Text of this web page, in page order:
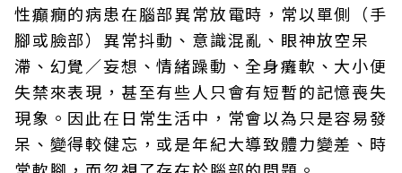
性癲癇的病患在腦部異常放電時，常以單側（手
腳或臉部）異常抖動、意識混亂、眼神放空呆
滯、幻覺／妄想、情緒躁動、全身癱軟、大小便
失禁來表現，甚至有些人只會有短暫的記憶喪失
現象。因此在日常生活中，常會以為只是容易發
呆、變得較健忘，或是年紀大導致體力變差、時